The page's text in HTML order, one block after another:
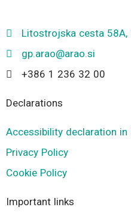
Litostrojska cesta 58A,
gp.arao@arao.si
+386 1 236 32 00
Declarations
Accessibility declaration in
Privacy Policy
Cookie Policy
Important links